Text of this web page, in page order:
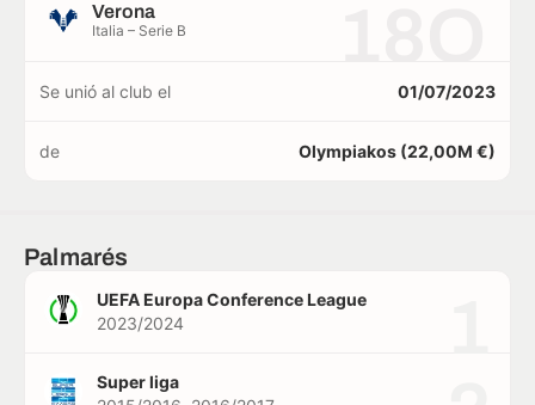
Verona
Italia – Serie B
Se unió al club el 01/07/2023
de Olympiakos (22,00M €)
Palmarés
UEFA Europa Conference League
2023/2024
Super liga